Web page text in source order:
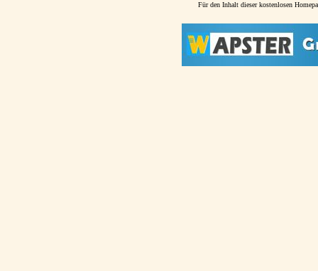
Für den Inhalt dieser kostenlosen